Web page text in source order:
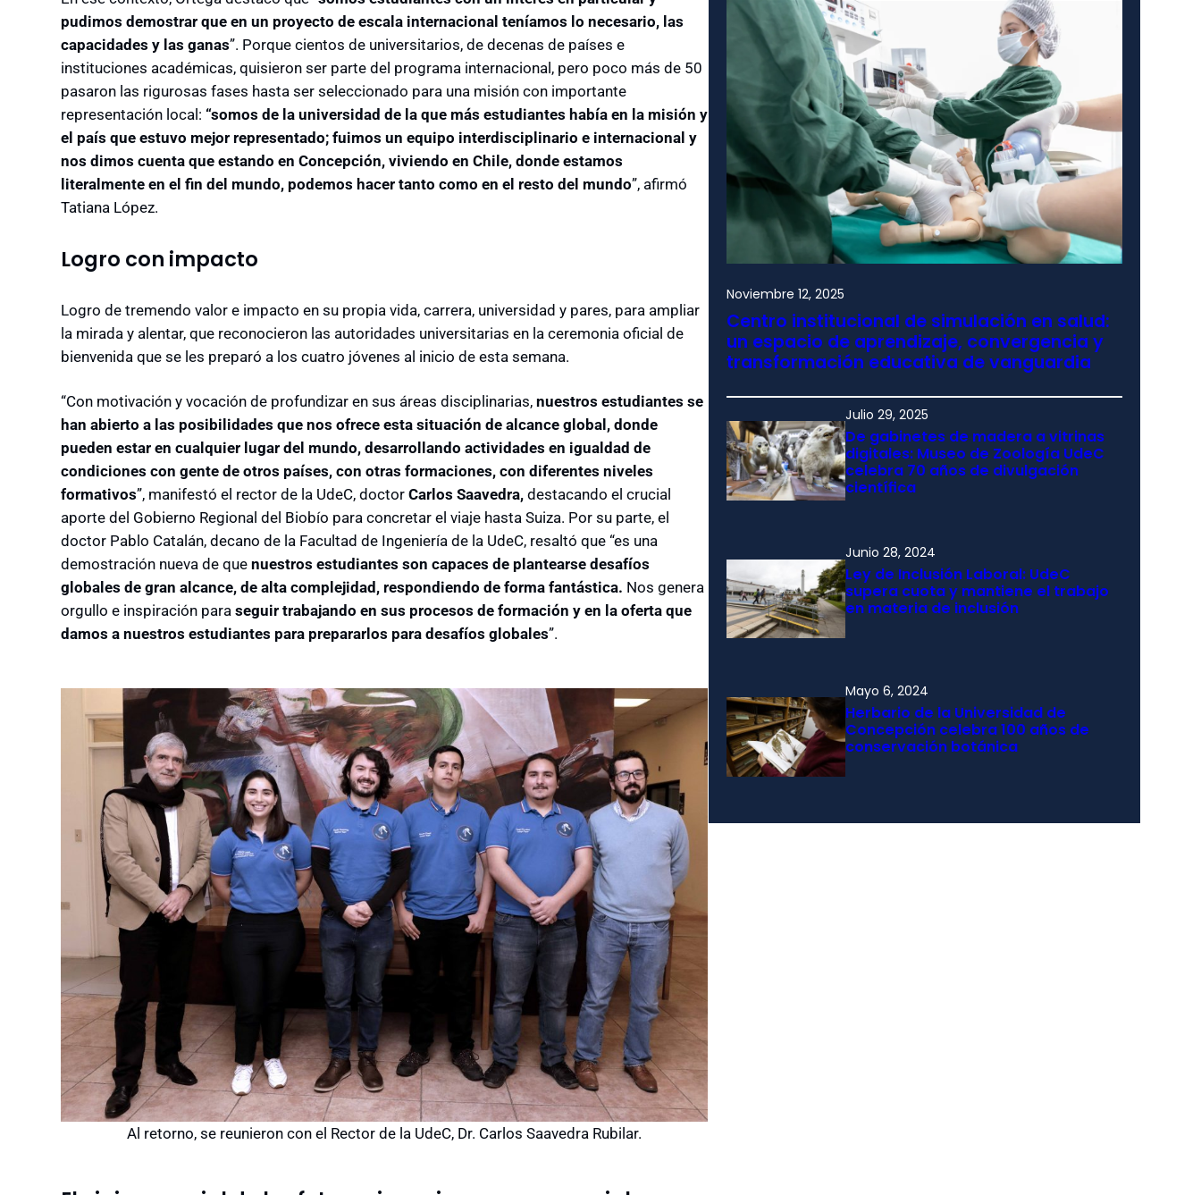
pudimos demostrar que en un proyecto de escala internacional teníamos lo necesario, las
capacidades y las ganas”. Porque cientos de universitarios, de decenas de países e
instituciones académicas, quisieron ser parte del programa internacional, pero poco más de 50
pasaron las rigurosas fases hasta ser seleccionado para una misión con importante
representación local: “somos de la universidad de la que más estudiantes había en la misión y
el país que estuvo mejor representado; fuimos un equipo interdisciplinario e internacional y
nos dimos cuenta que estando en Concepción, viviendo en Chile, donde estamos
literalmente en el fin del mundo, podemos hacer tanto como en el resto del mundo”, afirmó
Tatiana López.
Logro con impacto
Logro de tremendo valor e impacto en su propia vida, carrera, universidad y pares, para ampliar
la mirada y alentar, que reconocieron las autoridades universitarias en la ceremonia oficial de
bienvenida que se les preparó a los cuatro jóvenes al inicio de esta semana.
“Con motivación y vocación de profundizar en sus áreas disciplinarias, nuestros estudiantes se
han abierto a las posibilidades que nos ofrece esta situación de alcance global, donde
pueden estar en cualquier lugar del mundo, desarrollando actividades en igualdad de
condiciones con gente de otros países, con otras formaciones, con diferentes niveles
formativos”, manifestó el rector de la UdeC, doctor Carlos Saavedra, destacando el crucial
aporte del Gobierno Regional del Biobío para concretar el viaje hasta Suiza. Por su parte, el
doctor Pablo Catalán, decano de la Facultad de Ingeniería de la UdeC, resaltó que “es una
demostración nueva de que nuestros estudiantes son capaces de plantearse desafíos
globales de gran alcance, de alta complejidad, respondiendo de forma fantástica. Nos genera
orgullo e inspiración para seguir trabajando en sus procesos de formación y en la oferta que
damos a nuestros estudiantes para prepararlos para desafíos globales”.
Al retorno, se reunieron con el Rector de la UdeC, Dr. Carlos Saavedra Rubilar.
Noviembre 12, 2025
Centro institucional de simulación en salud:
un espacio de aprendizaje, convergencia y
transformación educativa de vanguardia
Julio 29, 2025
De gabinetes de madera a vitrinas
digitales: Museo de Zoología UdeC
celebra 70 años de divulgación
científica
Junio 28, 2024
Ley de Inclusión Laboral: UdeC
supera cuota y mantiene el trabajo
en materia de inclusión
Mayo 6, 2024
Herbario de la Universidad de
Concepción celebra 100 años de
conservación botánica